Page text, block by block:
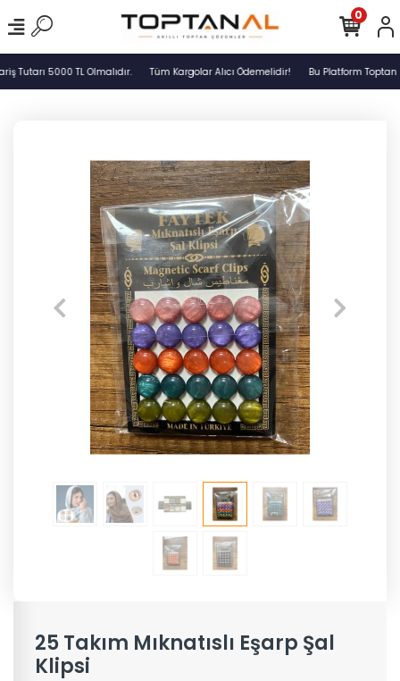
Tutarı 5000 TL Olmalıdır. Tüm Kargolar Alıcı Ödemelidir! Bu Platform Toptan
0
25 Takım Mıknatıslı Eşarp Şal
Klipsi